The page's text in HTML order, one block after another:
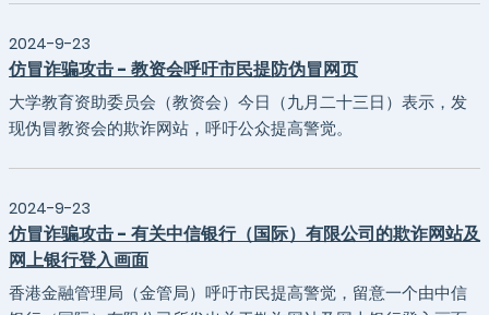
2024-9-23
仿冒诈骗攻击 - 教资会呼吁市民提防伪冒网页
大学教育资助委员会（教资会）今日（九月二十三日）表示，发
现伪冒教资会的欺诈网站，呼吁公众提高警觉。
2024-9-23
仿冒诈骗攻击 - 有关中信银行（国际）有限公司的欺诈网站及
网上银行登入画面
香港金融管理局（金管局）呼吁市民提高警觉，留意一个由中信